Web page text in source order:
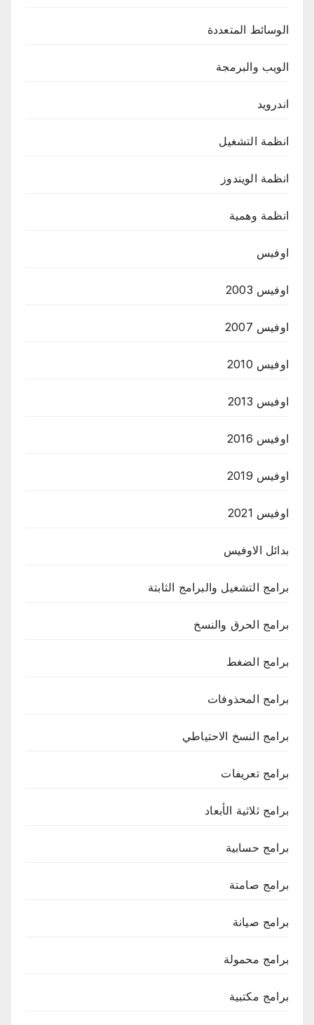
الوسائط المتعددة
الويب والبرمجة
اندرويد
انظمة التشغيل
انظمة الويندوز
انظمة وهمية
اوفيس
اوفيس 2003
اوفيس 2007
اوفيس 2010
اوفيس 2013
اوفيس 2016
اوفيس 2019
اوفيس 2021
بدائل الاوفيس
برامج التشغيل والبرامج الثابتة
برامج الحرق والنسخ
برامج الضغط
برامج المحذوفات
برامج النسخ الاحتياطي
برامج تعريفات
برامج ثلاثية الأبعاد
برامج حسابية
برامج صامتة
برامج صيانة
برامج محمولة
برامج مكتبية